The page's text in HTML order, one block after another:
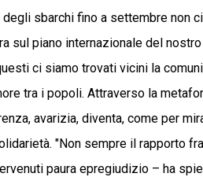
degli sbarchi fino a settembre non
sul piano internazionale del
ci siamo trovati vicini la
tra i popoli. Attraverso la
avarizia, diventa, come per
"Non sempre il rapporto
paura epregiudizio – ha